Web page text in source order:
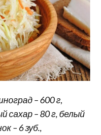
– 600 г,
сахар – 80 г, белый
– 6 зуб.,